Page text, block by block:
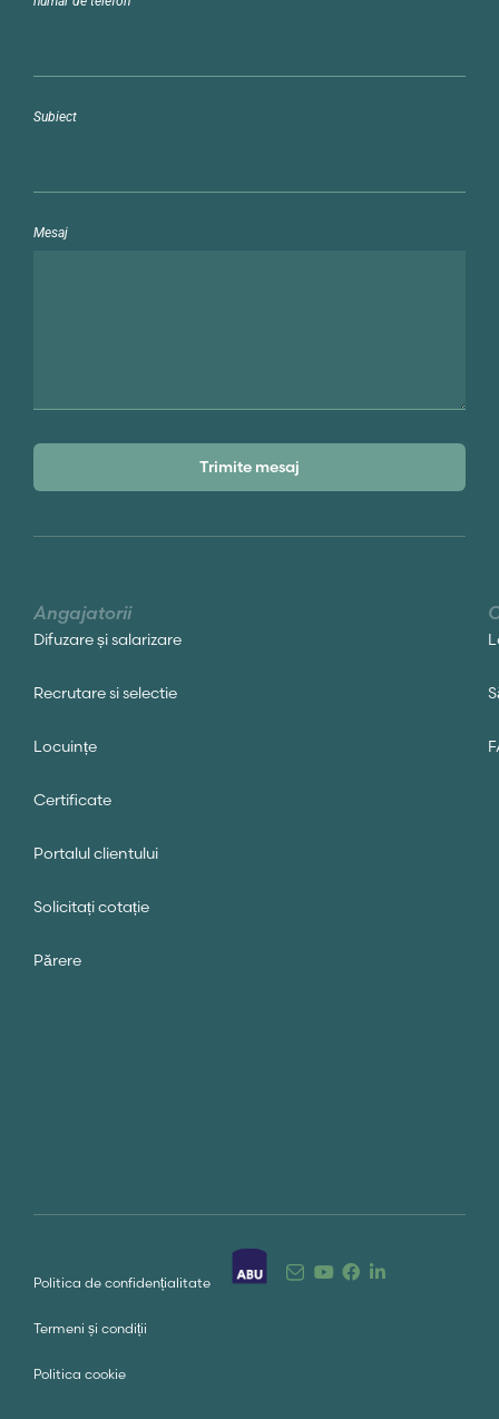
Subiect
Mesaj
Trimite mesaj
Angajatorii
Difuzare și salarizare
Recrutare si selectie
Locuințe
Certificate
Portalul clientului
Solicitați cotație
Părere
Politica de confidențialitate
Termeni și condiții
Politica cookie